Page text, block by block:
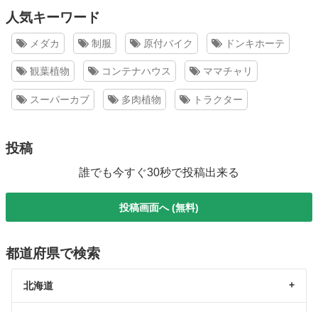
人気キーワード
メダカ 制服 原付バイク ドンキホーテ
観葉植物 コンテナハウス ママチャリ
スーパーカブ 多肉植物 トラクター
投稿
誰でも今すぐ30秒で投稿出来る
投稿画面へ (無料)
都道府県で検索
北海道